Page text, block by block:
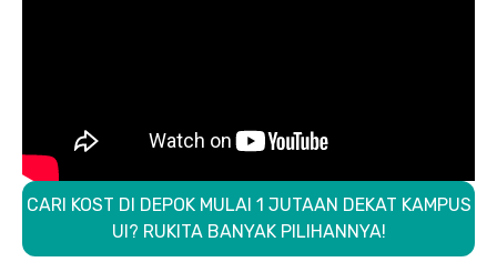
CARI KOST DI DEPOK MULAI 1 JUTAAN DEKAT KAMPUS
UI? RUKITA BANYAK PILIHANNYA!